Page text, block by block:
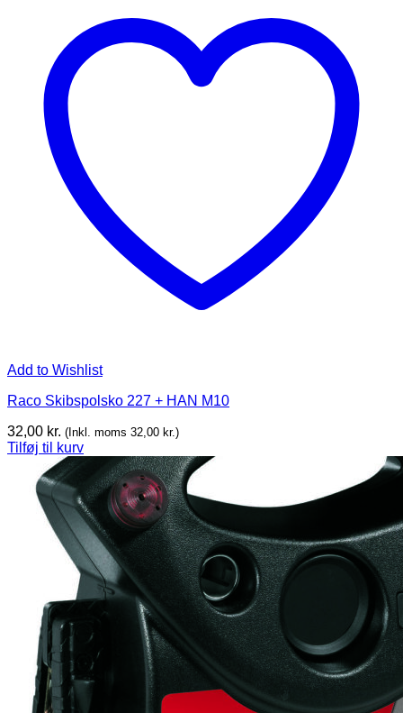
Add to Wishlist
Raco Skibspolsko 227 + HAN M10
32,00 kr. (Inkl. moms 32,00 kr.)
Tilføj til kurv